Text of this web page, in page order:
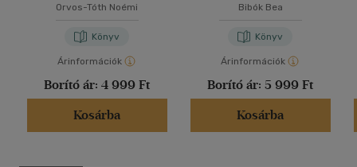
Orvos-Tóth Noémi
Könyv
Árinformációk
Borító ár: 4 999 Ft
Kosárba
Bibók Bea
Könyv
Árinformációk
Borító ár: 5 999 Ft
Kosárba